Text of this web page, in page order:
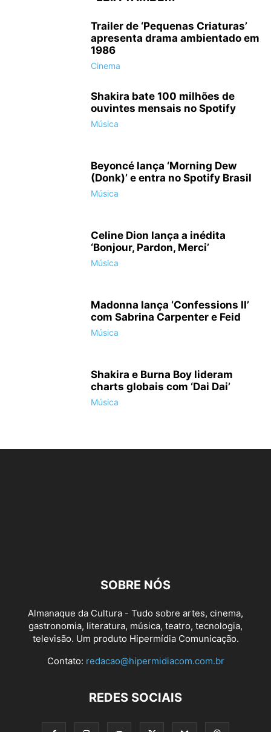
Trailer de ‘Pequenas Criaturas’
apresenta drama ambientado em
1986
Cinema
Shakira bate 100 milhões de
ouvintes mensais no Spotify
Música
Beyoncé lança ‘Morning Dew
(Donk)’ e entra no Spotify Brasil
Música
Celine Dion lança a inédita
‘Bonjour, Pardon, Merci’
Música
Madonna lança ‘Confessions II’
com Sabrina Carpenter e Feid
Música
Shakira e Burna Boy lideram
charts globais com ‘Dai Dai’
Música
SOBRE NÓS
Almanaque da Cultura - Tudo sobre artes, cinema,
gastronomia, literatura, música, teatro, tecnologia,
televisão. Um produto Hipermídia Comunicação.
Contato: redacao@hipermidiacom.com.br
REDES SOCIAIS